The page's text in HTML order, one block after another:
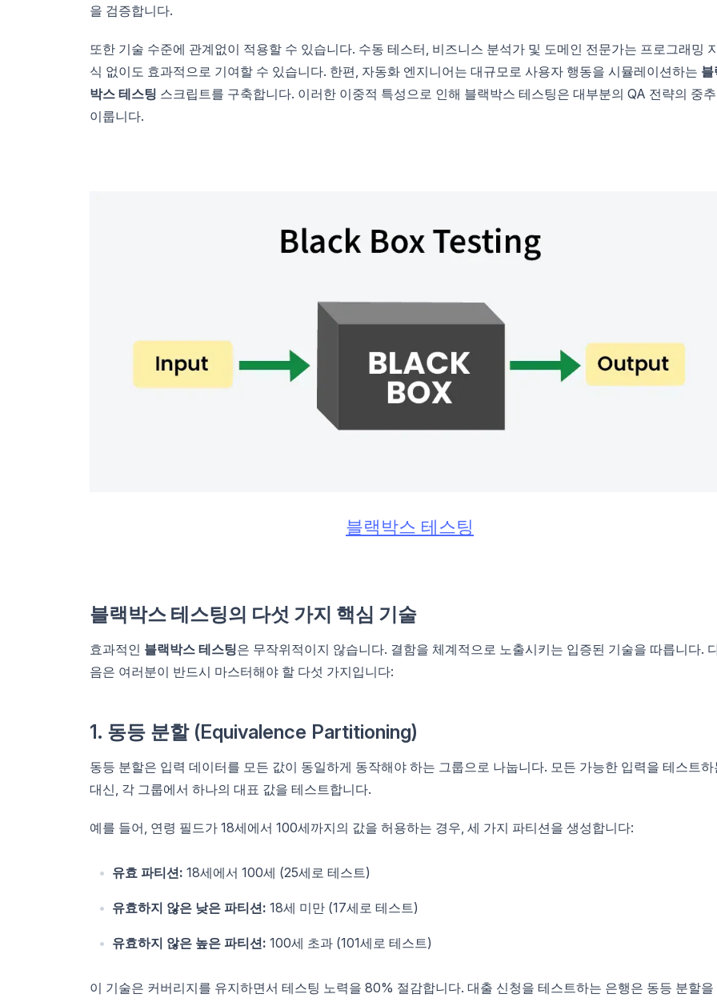
을 검증합니다.
또한 기술 수준에 관계없이 적용할 수 있습니다. 수동 테스터, 비즈니스 분석가 및 도메인 전문가는 프로그래밍
식 없이도 효과적으로 기여할 수 있습니다. 한편, 자동화 엔지니어는 대규모로 사용자 행동을 시뮬레이션하는 블
박스 테스팅 스크립트를 구축합니다. 이러한 이중적 특성으로 인해 블랙박스 테스팅은 대부분의 QA 전략의 중
이룹니다.
블랙박스 테스팅
블랙박스 테스팅의 다섯 가지 핵심 기술
효과적인 블랙박스 테스팅은 무작위적이지 않습니다. 결함을 체계적으로 노출시키는 입증된 기술을 따릅니다.
음은 여러분이 반드시 마스터해야 할 다섯 가지입니다:
1. 동등 분할 (Equivalence Partitioning)
동등 분할은 입력 데이터를 모든 값이 동일하게 동작해야 하는 그룹으로 나눕니다. 모든 가능한 입력을 테스트하
대신, 각 그룹에서 하나의 대표 값을 테스트합니다.
예를 들어, 연령 필드가 18세에서 100세까지의 값을 허용하는 경우, 세 가지 파티션을 생성합니다:
유효 파티션: 18세에서 100세 (25세로 테스트)
유효하지 않은 낮은 파티션: 18세 미만 (17세로 테스트)
유효하지 않은 높은 파티션: 100세 초과 (101세로 테스트)
이 기술은 커버리지를 유지하면서 테스팅 노력을 80% 절감합니다. 대출 신청을 테스트하는 은행은 동등 분할을